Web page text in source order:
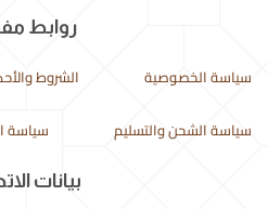
روابط
سياسة الخصوصية الشروط
سياسة الشحن والتسليم سياسة
بيانات